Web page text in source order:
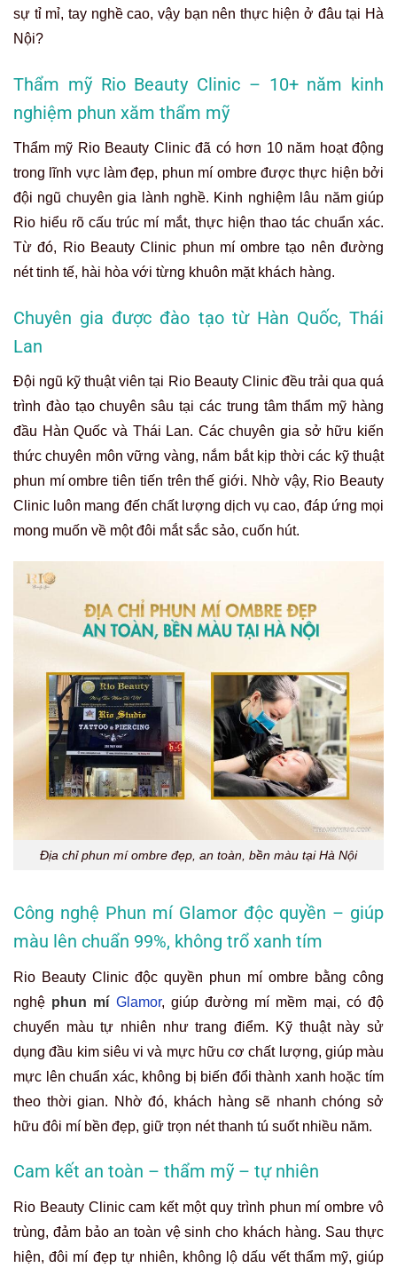
sự tỉ mỉ, tay nghề cao, vậy bạn nên thực hiện ở đâu tại Hà
Nội?
Thẩm mỹ Rio Beauty Clinic – 10+ năm kinh
nghiệm phun xăm thẩm mỹ
Thẩm mỹ Rio Beauty Clinic đã có hơn 10 năm hoạt động
trong lĩnh vực làm đẹp, phun mí ombre được thực hiện bởi
đội ngũ chuyên gia lành nghề. Kinh nghiệm lâu năm giúp
Rio hiểu rõ cấu trúc mí mắt, thực hiện thao tác chuẩn xác.
Từ đó, Rio Beauty Clinic phun mí ombre tạo nên đường
nét tinh tế, hài hòa với từng khuôn mặt khách hàng.
Chuyên gia được đào tạo từ Hàn Quốc, Thái
Lan
Đội ngũ kỹ thuật viên tại Rio Beauty Clinic đều trải qua quá
trình đào tạo chuyên sâu tại các trung tâm thẩm mỹ hàng
đầu Hàn Quốc và Thái Lan. Các chuyên gia sở hữu kiến
thức chuyên môn vững vàng, nắm bắt kịp thời các kỹ thuật
phun mí ombre tiên tiến trên thế giới. Nhờ vậy, Rio Beauty
Clinic luôn mang đến chất lượng dịch vụ cao, đáp ứng mọi
mong muốn về một đôi mắt sắc sảo, cuốn hút.
Địa chỉ phun mí ombre đẹp, an toàn, bền màu tại Hà Nội
Công nghệ Phun mí Glamor độc quyền – giúp
màu lên chuẩn 99%, không trổ xanh tím
Rio Beauty Clinic độc quyền phun mí ombre bằng công
nghệ phun mí Glamor, giúp đường mí mềm mại, có độ
chuyển màu tự nhiên như trang điểm. Kỹ thuật này sử
dụng đầu kim siêu vi và mực hữu cơ chất lượng, giúp màu
mực lên chuẩn xác, không bị biến đổi thành xanh hoặc tím
theo thời gian. Nhờ đó, khách hàng sẽ nhanh chóng sở
hữu đôi mí bền đẹp, giữ trọn nét thanh tú suốt nhiều năm.
Cam kết an toàn – thẩm mỹ – tự nhiên
Rio Beauty Clinic cam kết một quy trình phun mí ombre vô
trùng, đảm bảo an toàn vệ sinh cho khách hàng. Sau thực
hiện, đôi mí đẹp tự nhiên, không lộ dấu vết thẩm mỹ, giúp